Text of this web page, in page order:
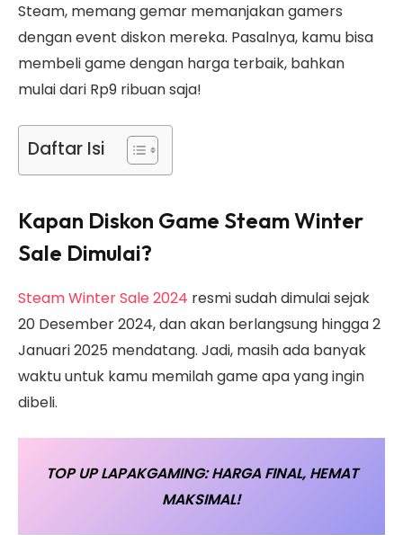
Steam, memang gemar memanjakan gamers
dengan event diskon mereka. Pasalnya, kamu bisa
membeli game dengan harga terbaik, bahkan
mulai dari Rp9 ribuan saja!
Daftar Isi
Kapan Diskon Game Steam Winter
Sale Dimulai?
Steam Winter Sale 2024 resmi sudah dimulai sejak
20 Desember 2024, dan akan berlangsung hingga 2
Januari 2025 mendatang. Jadi, masih ada banyak
waktu untuk kamu memilah game apa yang ingin
dibeli.
TOP UP LAPAKGAMING: HARGA FINAL, HEMAT
MAKSIMAL!